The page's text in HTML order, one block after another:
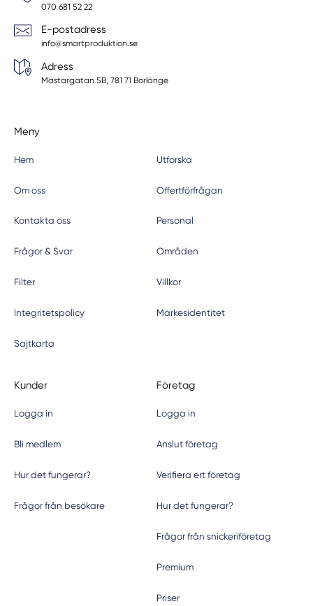
070 681 52 22
E-postadress
info@smartproduktion.se
Adress
Mästargatan 5B, 781 71 Borlänge
Meny
Hem Utforska
Om oss Offertförfrågan
Kontakta oss Personal
Frågor & Svar Områden
Filter Villkor
Integritetspolicy Märkesidentitet
Sajtkarta
Kunder
Logga in
Bli medlem
Hur det fungerar?
Frågor från besökare
Företag
Logga in
Anslut företag
Verifiera ert företag
Hur det fungerar?
Frågor från snickeriföretag
Premium
Priser